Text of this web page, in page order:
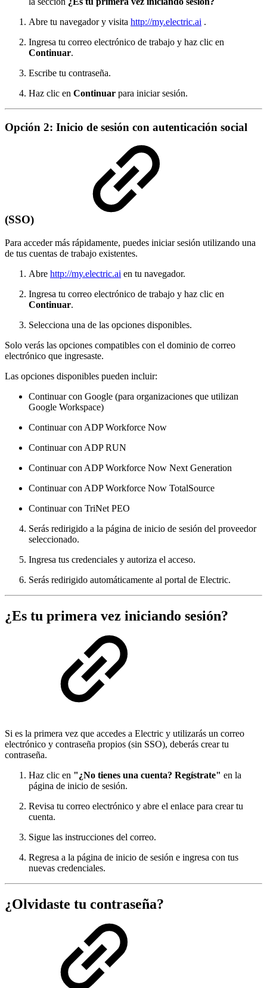
Abre tu navegador y visita http://my.electric.ai .
Ingresa tu correo electrónico de trabajo y haz clic en
Continuar.
Escribe tu contraseña.
Haz clic en Continuar para iniciar sesión.
Opción 2: Inicio de sesión con autenticación social
(SSO)
Para acceder más rápidamente, puedes iniciar sesión utilizando una
de tus cuentas de trabajo existentes.
Abre http://my.electric.ai en tu navegador.
Ingresa tu correo electrónico de trabajo y haz clic en
Continuar.
Selecciona una de las opciones disponibles.
Solo verás las opciones compatibles con el dominio de correo
electrónico que ingresaste.
Las opciones disponibles pueden incluir:
Continuar con Google (para organizaciones que utilizan
Google Workspace)
Continuar con ADP Workforce Now
Continuar con ADP RUN
Continuar con ADP Workforce Now Next Generation
Continuar con ADP Workforce Now TotalSource
Continuar con TriNet PEO
Serás redirigido a la página de inicio de sesión del proveedor
seleccionado.
Ingresa tus credenciales y autoriza el acceso.
Serás redirigido automáticamente al portal de Electric.
¿Es tu primera vez iniciando sesión?
Si es la primera vez que accedes a Electric y utilizarás un correo
electrónico y contraseña propios (sin SSO), deberás crear tu
contraseña.
Haz clic en "¿No tienes una cuenta? Regístrate" en la
página de inicio de sesión.
Revisa tu correo electrónico y abre el enlace para crear tu
cuenta.
Sigue las instrucciones del correo.
Regresa a la página de inicio de sesión e ingresa con tus
nuevas credenciales.
¿Olvidaste tu contraseña?